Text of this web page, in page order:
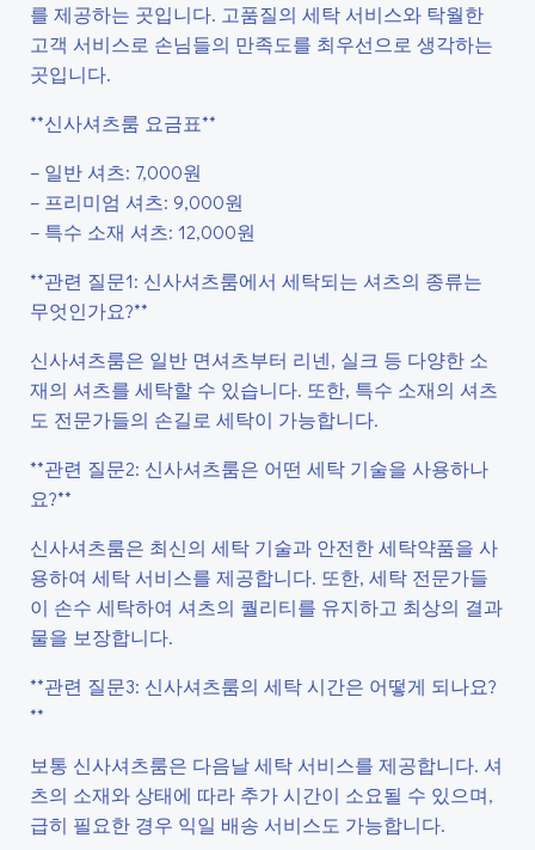
를 제공하는 곳입니다. 고품질의 세탁 서비스와 탁월한
고객 서비스로 손님들의 만족도를 최우선으로 생각하는
곳입니다.
**신사셔츠룸 요금표**
– 일반 셔츠: 7,000원
– 프리미엄 셔츠: 9,000원
– 특수 소재 셔츠: 12,000원
**관련 질문1: 신사셔츠룸에서 세탁되는 셔츠의 종류는
무엇인가요?**
신사셔츠룸은 일반 면셔츠부터 리넨, 실크 등 다양한 소
재의 셔츠를 세탁할 수 있습니다. 또한, 특수 소재의 셔츠
도 전문가들의 손길로 세탁이 가능합니다.
**관련 질문2: 신사셔츠룸은 어떤 세탁 기술을 사용하나
요?**
신사셔츠룸은 최신의 세탁 기술과 안전한 세탁약품을 사
용하여 세탁 서비스를 제공합니다. 또한, 세탁 전문가들
이 손수 세탁하여 셔츠의 퀄리티를 유지하고 최상의 결과
물을 보장합니다.
**관련 질문3: 신사셔츠룸의 세탁 시간은 어떻게 되나요?
**
보통 신사셔츠룸은 다음날 세탁 서비스를 제공합니다. 셔
츠의 소재와 상태에 따라 추가 시간이 소요될 수 있으며,
급히 필요한 경우 익일 배송 서비스도 가능합니다.